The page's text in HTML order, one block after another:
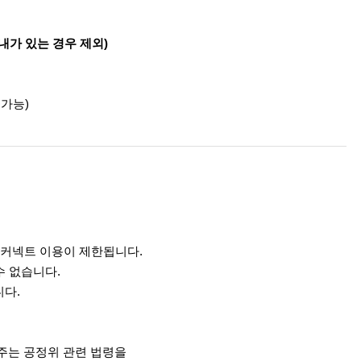
가 있는 경우 제외)
능)
넥트 이용이 제한됩니다.
없습니다.
다.
는 공정위 관련 법령을